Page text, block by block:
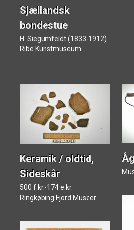
Søg i samlingen
Museer
Om Museernes
Sjællandsk
bondestue
H. Siegumfeldt (1833-1912)
Ribe Kunstmuseum
Keramik / oldtid,
Sideskår
500 f.kr.-174 e.kr.
Ringkøbing Fjord Museer
Åg